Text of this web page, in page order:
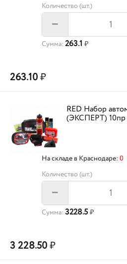
Количество (шт.)
–
Сумма: 263.1 ₽
263.10₽
RED Набор
(ЭКСПЕРТ) 10пр
На складе в Краснодаре: 0
Количество (шт.)
–
Сумма: 3228.5 ₽
3 228.50₽